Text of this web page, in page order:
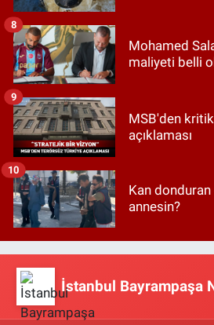
Mohamed
maliyeti belli
8
MSB'den
açıklaması
9
Kan donduran
annesin?
10
İstanbul Bayrampaşa